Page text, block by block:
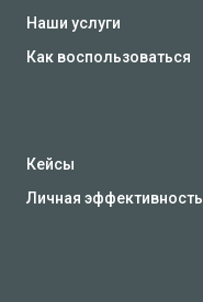
Наши услуги
Как воспользоваться
Кейсы
Личная эффективность